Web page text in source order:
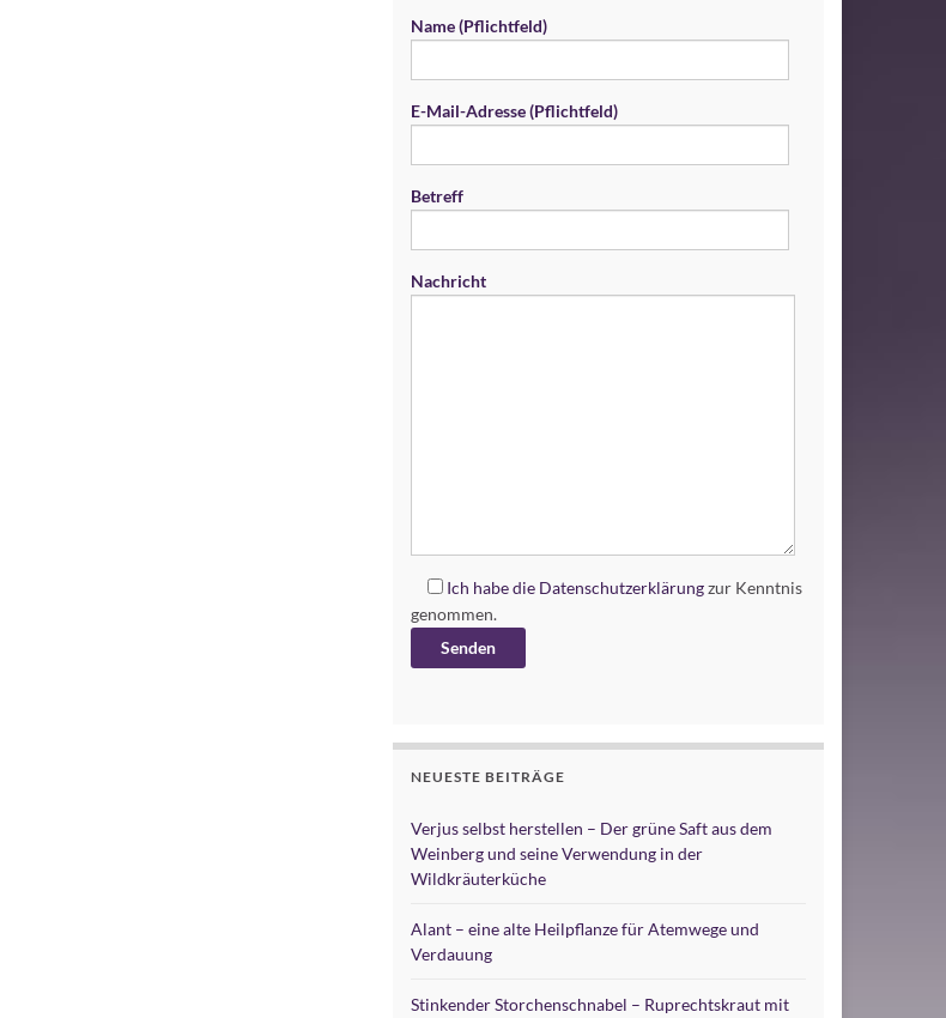
Name (Pflichtfeld)
E-Mail-Adresse (Pflichtfeld)
Betreff
Nachricht
Ich habe die Datenschutzerklärungzur Kenntnis
genommen.
NEUESTE BEITRÄGE
Verjus selbst herstellen – Der grüne Saft aus dem
Weinberg und seine Verwendung in der
Wildkräuterküche
Alant – eine alte Heilpflanze für Atemwege und
Verdauung
Stinkender Storchenschnabel – Ruprechtskraut mit